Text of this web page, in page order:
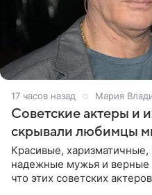
17 часов назад Мария
Советские актеры и
скрывали любимцы
Красивые,
надежные мужья и верные
что этих советских